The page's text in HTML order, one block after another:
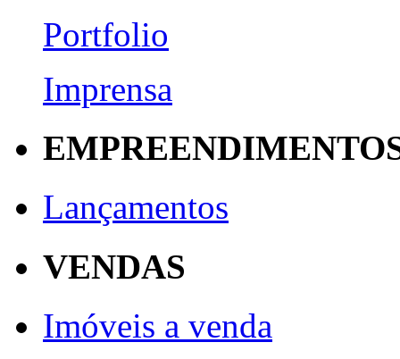
Portfolio
Imprensa
Lançamentos
VENDAS
Imóveis a venda